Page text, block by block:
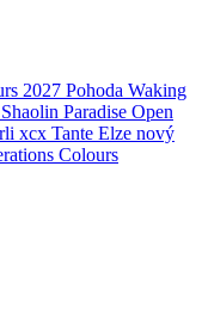
2027 Pohoda Waking
Paradise Open
xcx Tante Elze nový
Colours